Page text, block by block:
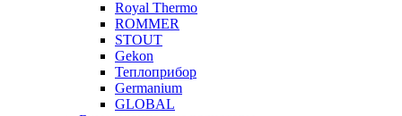
Royal Thermo
ROMMER
STOUT
Gekon
Теплоприбор
Germanium
GLOBAL